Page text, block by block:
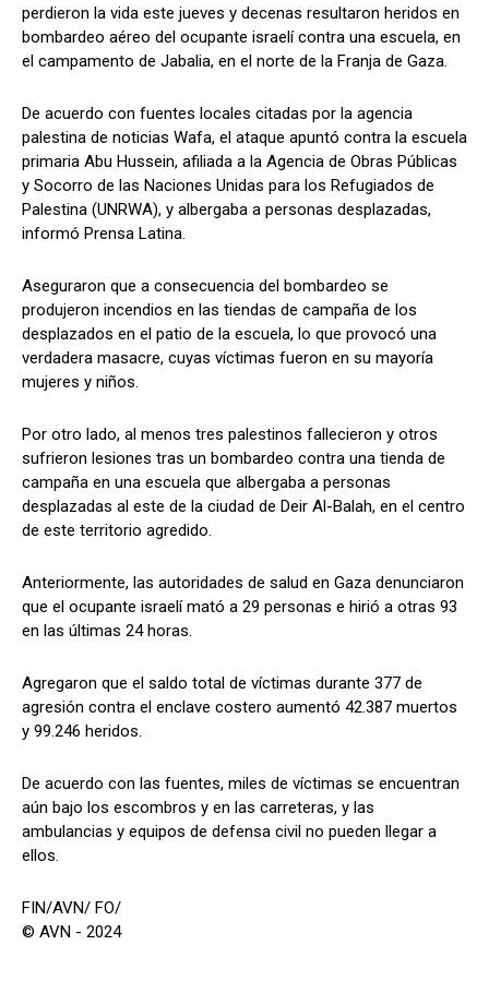
perdieron la vida este jueves y decenas resultaron heridos en
bombardeo aéreo del ocupante israelí contra una escuela, en
el campamento de Jabalia, en el norte de la Franja de Gaza.
De acuerdo con fuentes locales citadas por la agencia
palestina de noticias Wafa, el ataque apuntó contra la escuela
primaria Abu Hussein, afiliada a la Agencia de Obras Públicas
y Socorro de las Naciones Unidas para los Refugiados de
Palestina (UNRWA), y albergaba a personas desplazadas,
informó Prensa Latina.
Aseguraron que a consecuencia del bombardeo se
produjeron incendios en las tiendas de campaña de los
desplazados en el patio de la escuela, lo que provocó una
verdadera masacre, cuyas víctimas fueron en su mayoría
mujeres y niños.
Por otro lado, al menos tres palestinos fallecieron y otros
sufrieron lesiones tras un bombardeo contra una tienda de
campaña en una escuela que albergaba a personas
desplazadas al este de la ciudad de Deir Al-Balah, en el centro
de este territorio agredido.
Anteriormente, las autoridades de salud en Gaza denunciaron
que el ocupante israelí mató a 29 personas e hirió a otras 93
en las últimas 24 horas.
Agregaron que el saldo total de víctimas durante 377 de
agresión contra el enclave costero aumentó 42.387 muertos
y 99.246 heridos.
De acuerdo con las fuentes, miles de víctimas se encuentran
aún bajo los escombros y en las carreteras, y las
ambulancias y equipos de defensa civil no pueden llegar a
ellos.
FIN/AVN/ FO/
© AVN - 2024